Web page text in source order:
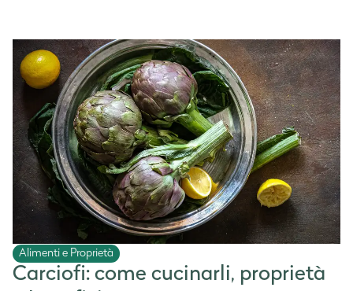
Alimenti e Proprietà
Carciofi: come cucinarli, proprietà